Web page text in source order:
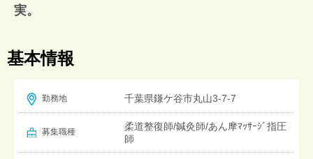
実。
基本情報
勤務地 千葉県鎌ケ谷市丸山3-7-7
募集職種
柔道整復師/鍼灸師/あん摩ﾏｯｻｰｼﾞ指圧
師